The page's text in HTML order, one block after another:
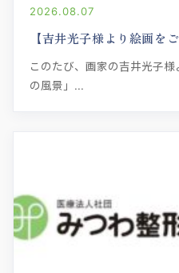
リハビリテーション治療
変形性膝関節症について
APS治療
2026.08.07
【吉井光子様より絵画を
このたび、画家の吉井光子
の風景」...